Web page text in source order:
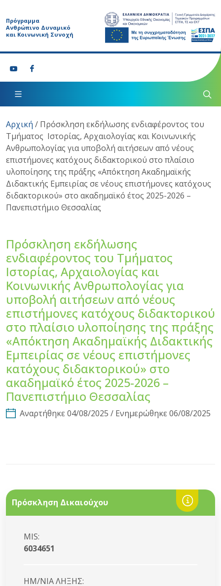
Πρόγραμμα
Ανθρώπινο Δυναμικό
και Κοινωνική Συνοχή
Αρχική / Πρόσκληση εκδήλωσης ενδιαφέροντος του
Τμήματος Ιστορίας, Αρχαιολογίας και Κοινωνικής
Ανθρωπολογίας για υποβολή αιτήσεων από νέους
επιστήμονες κατόχους διδακτορικού στο πλαίσιο
υλοποίησης της πράξης «Απόκτηση Ακαδημαϊκής
Διδακτικής Εμπειρίας σε νέους επιστήμονες κατόχους
διδακτορικού» στο ακαδημαϊκό έτος 2025-2026 –
Πανεπιστήμιο Θεσσαλίας
Πρόσκληση εκδήλωσης
ενδιαφέροντος του Τμήματος
Ιστορίας, Αρχαιολογίας και
Κοινωνικής Ανθρωπολογίας για
υποβολή αιτήσεων από νέους
επιστήμονες κατόχους διδακτορικού
στο πλαίσιο υλοποίησης της πράξης
«Απόκτηση Ακαδημαϊκής Διδακτικής
Εμπειρίας σε νέους επιστήμονες
κατόχους διδακτορικού» στο
ακαδημαϊκό έτος 2025-2026 –
Πανεπιστήμιο Θεσσαλίας
Αναρτήθηκε 04/08/2025 / Ενημερώθηκε 06/08/2025
Πρόσκληση Δικαιούχου
MIS:
6034651
HM/NIA ΛΗΞΗΣ: